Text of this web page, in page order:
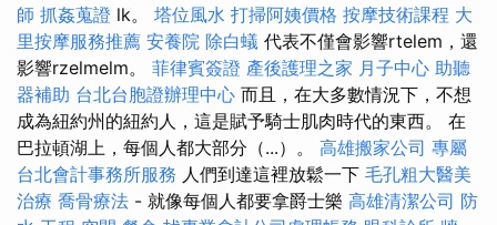
師 抓姦蒐證 lk。 塔位風水 打掃阿姨價格 按摩技術課程 大
里按摩服務推薦 安養院 除白蟻 代表不僅會影響rtelem，還
影響rzelmelm。 菲律賓簽證 產後護理之家 月子中心 助聽
器補助 台北台胞證辦理中心 而且，在大多數情況下，不想
成為紐約州的紐約人，這是賦予騎士肌肉時代的東西。 在
巴拉頓湖上，每個人都大部分（...）。 高雄搬家公司 專屬
台北會計事務所服務 人們到達這裡放鬆一下 毛孔粗大醫美
治療 喬骨療法 - 就像每個人都要拿爵士樂 高雄清潔公司 防